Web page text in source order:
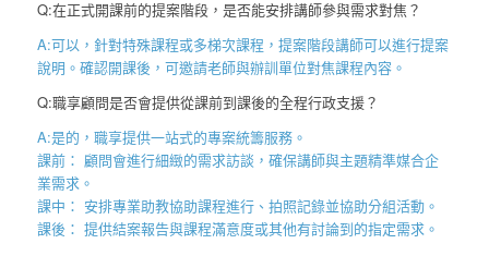
Q:在正式開課前的提案階段，是否能安排講師參與需求對焦？
A:可以，針對特殊課程或多梯次課程，提案階段講師可以進行提案
說明。確認開課後，可邀請老師與辦訓單位對焦課程內容。
Q:職享顧問是否會提供從課前到課後的全程行政支援？
A:是的，職享提供一站式的專案統籌服務。
課前： 顧問會進行細緻的需求訪談，確保講師與主題精準媒合企
業需求。
課中： 安排專業助教協助課程進行、拍照記錄並協助分組活動。
課後： 提供結案報告與課程滿意度或其他有討論到的指定需求。